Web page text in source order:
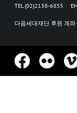
TEL (02)2138-6855
다음세대재단 후원 계